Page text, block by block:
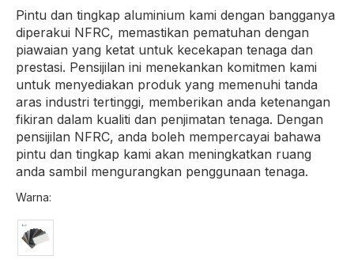
Pintu dan tingkap aluminium kami dengan bangganya
diperakui NFRC, memastikan pematuhan dengan
piawaian yang ketat untuk kecekapan tenaga dan
prestasi. Pensijilan ini menekankan komitmen kami
untuk menyediakan produk yang memenuhi tanda
aras industri tertinggi, memberikan anda ketenangan
fikiran dalam kualiti dan penjimatan tenaga. Dengan
pensijilan NFRC, anda boleh mempercayai bahawa
pintu dan tingkap kami akan meningkatkan ruang
anda sambil mengurangkan penggunaan tenaga.
Warna: